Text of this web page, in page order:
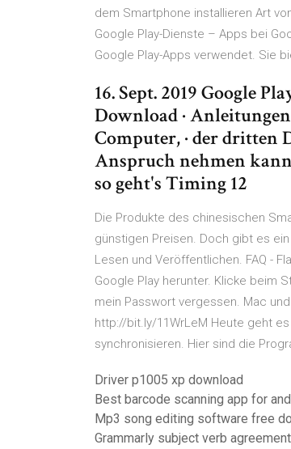
dem Smartphone installieren Art
Google Play-Dienste – Apps bei
Google Play-Apps verwendet. Sie
16. Sept. 2019 Google
Download ·
Computer, · der dritten
Anspruch nehmen
so geht's Timing 12
Die Produkte des chinesischen
günstigen Preisen. Doch gibt es
Lesen und Veröffentlichen. FAQ -
Google Play herunter. Klicke beim
mein Passwort vergessen. Mac
http://bit.ly/11WrLeM Heute geht
synchronisieren. Hier sind die
Driver p1005 xp download
Best barcode scanning app for
Mp3 song editing software free
Grammarly subject verb agreement